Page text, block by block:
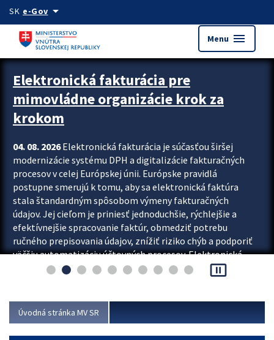
Preskocit na hlavný obsah
SK e-Govarrow_drop_down
Menu menu
Zastavit automatický posun upútavok
Elektronická fakturácia pre
mimovládne organizácie krok za
krokom
04. 08. 2026Elektronická fakturácia je súčasťou širšej
modernizácie systému DPH a digitalizácie fakturačných
procesov v celej Európskej únii. Európske pravidlá
postupne smerujú k tomu, aby sa elektronická faktúra
stala štandardným spôsobom výmeny fakturačných
údajov. Jej cieľom je priniesť jednoduchšie, rýchlejšie a
efektívnejšie spracovanie faktúr, obmedziť potrebu
ručného prepisovania údajov, znížiť riziko chýb a podporiť
väčšiu automatizáciu účtovných procesov. Elektronická
fakturácia preto nepredstavuje...
pause_presentation
Úvodná stránka MV SR